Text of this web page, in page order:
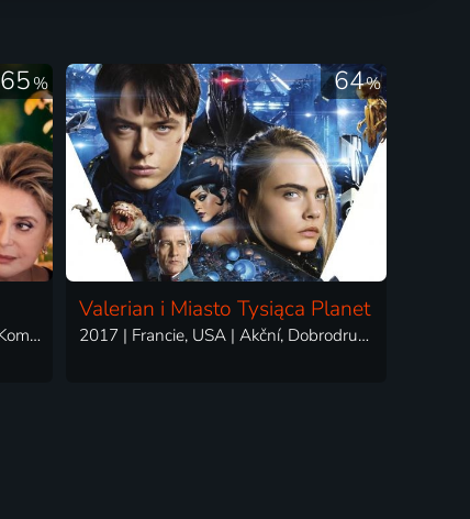
65%
2019 | Francie, Japonsko | Drama, Komedie
64%
Valerian i Miasto Tysiąca Planet
2017 | Francie, USA | Akční, Dobrodružný, Pohádka, Science Fiction